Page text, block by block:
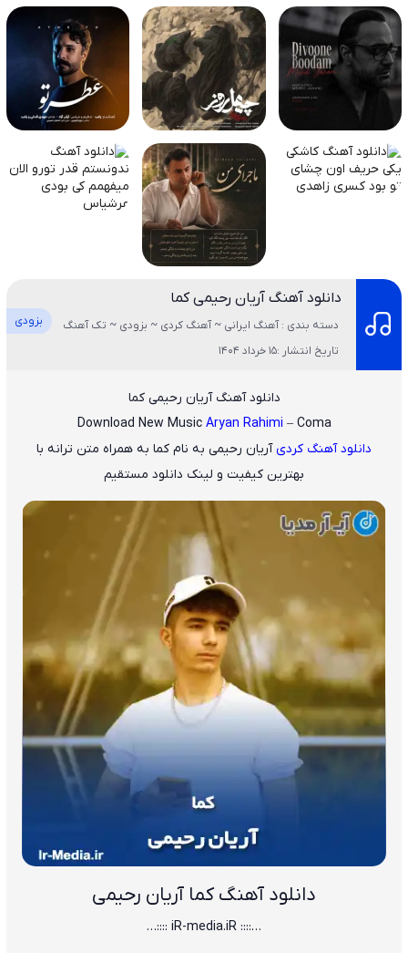
دانلود آهنگ آریان رحیمی کما
بزودی
دسته بندی : آهنگ ایرانی ~ آهنگ کردی ~ بزودی ~ تک آهنگ
تاریخ انتشار :15 خرداد 1404
دانلود آهنگ آریان رحیمی کما
Download New Music Aryan Rahimi – Coma
دانلود آهنگ کردی آریان رحیمی به نام کما به همراه متن ترانه با
بهترین کیفیت و لینک دانلود مستقیم
دانلود آهنگ کما آریان رحیمی
…:::: iR-media.iR ::::…